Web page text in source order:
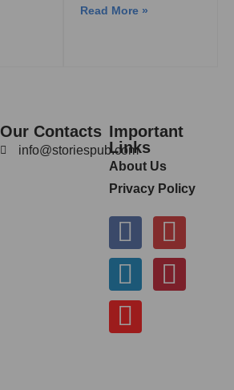
Read More »
Our Contacts
info@storiespub.com
Important
Links
About Us
Privacy Policy